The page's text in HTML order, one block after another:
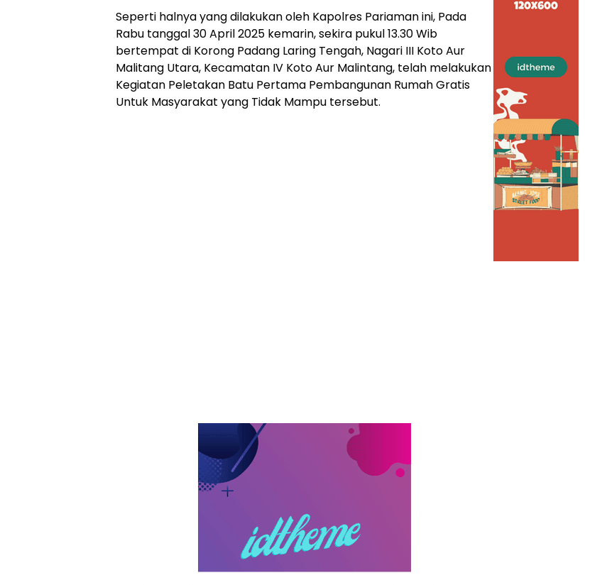
Seperti halnya yang dilakukan oleh Kapolres Pariaman ini, Pada
Rabu tanggal 30 April 2025 kemarin, sekira pukul 13.30 Wib
bertempat di Korong Padang Laring Tengah, Nagari III Koto Aur
Malitang Utara, Kecamatan IV Koto Aur Malintang, telah melakukan
Kegiatan Peletakan Batu Pertama Pembangunan Rumah Gratis
Untuk Masyarakat yang Tidak Mampu tersebut.